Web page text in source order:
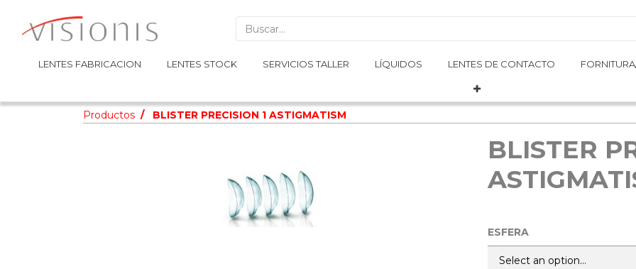
LENTES FABRICACION LENTES STOCK SERVICIOS TALLER LÍQUIDOS LENTES DE CONTACTO
LENTES FABRICACION LENTES STOCK SERVICIOS TALLER LÍQUIDOS LENTES DE CONTACTO
Productos BLISTER PRECISION 1 ASTIGMATISM
BLISTER
ESFERA